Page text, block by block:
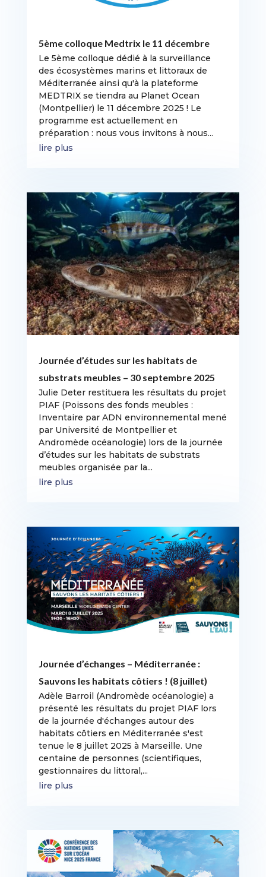
5ème colloque Medtrix le 11 décembre
Le 5ème colloque dédié à la surveillance
des écosystèmes marins et littoraux de
Méditerranée ainsi qu'à la plateforme
MEDTRIX se tiendra au Planet Ocean
(Montpellier) le 11 décembre 2025 ! Le
programme est actuellement en
préparation : nous vous invitons à nous...
lire plus
Journée d’études sur les habitats de
substrats meubles – 30 septembre 2025
Julie Deter restituera les résultats du projet
PIAF (Poissons des fonds meubles :
Inventaire par ADN environnemental mené
par Université de Montpellier et
Andromède océanologie) lors de la journée
d’études sur les habitats de substrats
meubles organisée par la...
lire plus
Journée d’échanges – Méditerranée :
Sauvons les habitats côtiers ! (8 juillet)
Adèle Barroil (Andromède océanologie) a
présenté les résultats du projet PIAF lors
de la journée d'échanges autour des
habitats côtiers en Méditerranée s'est
tenue le 8 juillet 2025 à Marseille. Une
centaine de personnes (scientifiques,
gestionnaires du littoral,...
lire plus